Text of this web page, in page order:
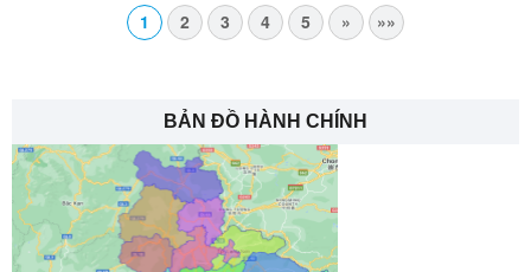
1 2 3 4 5 » »»
BẢN ĐỒ HÀNH CHÍNH